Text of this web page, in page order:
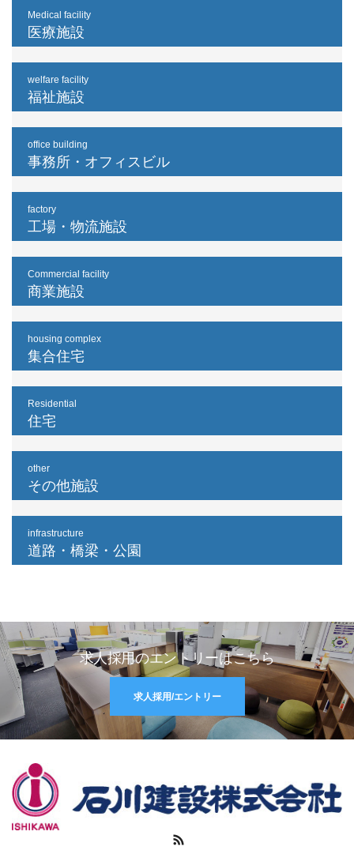
Medical facility
医療施設
welfare facility
福祉施設
office building
事務所・オフィスビル
factory
工場・物流施設
Commercial facility
商業施設
housing complex
集合住宅
Residential
住宅
other
その他施設
infrastructure
道路・橋梁・公園
求人採用のエントリーはこちら
求人採用/エントリー